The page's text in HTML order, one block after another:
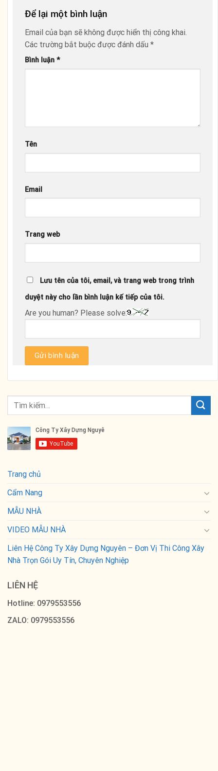
Để lại một bình luận
Email của bạn sẽ không được hiển thị công khai.
Các trường bắt buộc được đánh dấu *
Bình luận *
Tên
Email
Trang web
Lưu tên của tôi, email, và trang web trong trình
duyệt này cho lần bình luận kế tiếp của tôi.
Are you human? Please solve:
Trang chủ
Cẩm Nang
MẪU NHÀ
VIDEO MẪU NHÀ
Liên Hệ Công Ty Xây Dựng Nguyên – Đơn Vị Thi Công Xây
Nhà Trọn Gói Uy Tín, Chuyên Nghiệp
LIÊN HỆ
Hotline: 0979553556
ZALO: 0979553556